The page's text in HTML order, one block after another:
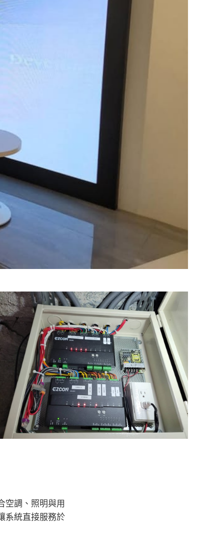
空調、照明與用
系統直接服務於